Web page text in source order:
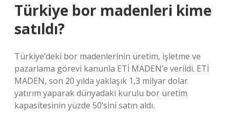
Türkiye bor madenleri kime
satıldı?
Türkiye’deki bor madenlerinin üretim, işletme ve
pazarlama görevi kanunla ETİ MADEN’e verildi. ETİ
MADEN, son 20 yılda yaklaşık 1,3 milyar dolar
yatırım yaparak dünyadaki kurulu bor üretim
kapasitesinin yüzde 50’sini satın aldı.